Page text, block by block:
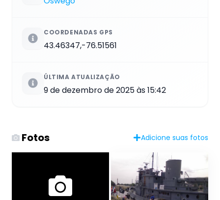
COORDENADAS GPS
43.46347,-76.51561
ÚLTIMA ATUALIZAÇÃO
9 de dezembro de 2025 às 15:42
Fotos Adicione suas fotos